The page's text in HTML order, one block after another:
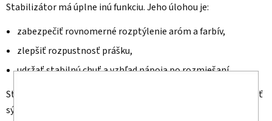
Stabilizátor má úplne inú funkciu. Jeho úlohou je:
zabezpečiť rovnomerné rozptýlenie aróm a farbív,
zlepšiť rozpustnosť prášku,
udržať stabilnú chuť a vzhľad nápoja po rozmiešaní.
Stabilizátor nemá za cieľ zväčšovať objem nápoja ani vytvárať
sýtosť.